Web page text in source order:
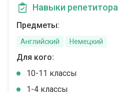
Навыки репетитора
Предметы:
Английский Немецкий
Для кого:
10-11 классы
1-4 классы